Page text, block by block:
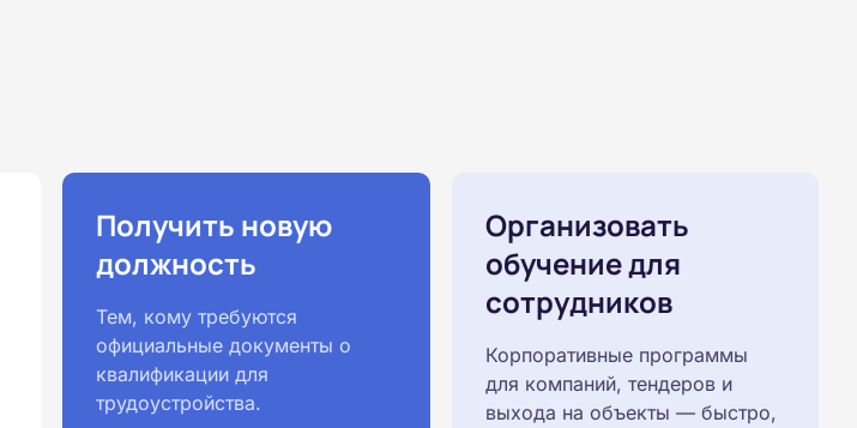
Получить новую
должность
Тем, кому требуются
официальные документы о
квалификации для
трудоустройства.
Организовать
обучение для
сотрудников
Корпоративные программы
для компаний, тендеров и
выхода на объекты — быстро,